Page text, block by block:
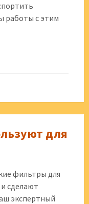
работы с этим
для
фильтры для
сделают
экспертный